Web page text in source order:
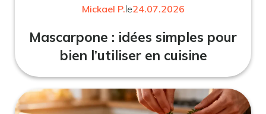
Mickael P.le24.07.2026
Mascarpone : idées simples pour
bien l’utiliser en cuisine